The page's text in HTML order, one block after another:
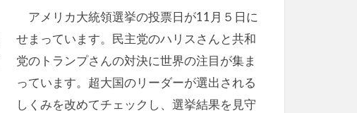
アメリカ大統領選挙の投票日が11月５日に
せまっています。民主党のハリスさんと共和
党のトランプさんの対決に世界の注目が集ま
っています。超大国のリーダーが選出される
しくみを改めてチェックし、選挙結果を見守